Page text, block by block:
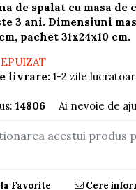
de spalat cu masa
3 ani. Dimensiuni
pachet 31x24x10 cm.
livrare: 1-2 zile
14806 Ai nevoie de
acestui produs
Favorite Cere